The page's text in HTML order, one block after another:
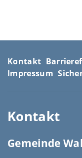
Kontakt
Impressum
Kontakt
Gemeinde